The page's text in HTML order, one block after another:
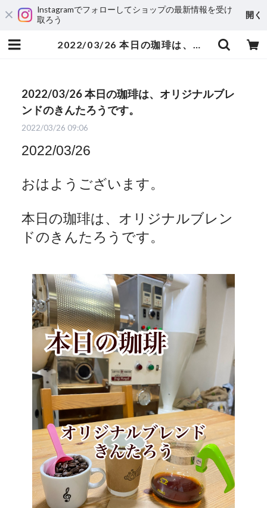
Instagramでフォローしてショップの最新情報を受け
取ろう
開く
2022/03/26 本日の珈琲は、オリジナルブレンドのきんたろうです。 | 自家焙煎珈琲 ハルノ珈琲
2022/03/26 本日の珈琲は、オリジナルブレ
ンドのきんたろうです。
2022/03/26 09:06
2022/03/26
おはようございます。
本日の珈琲は、オリジナルブレン
ドのきんたろうです。